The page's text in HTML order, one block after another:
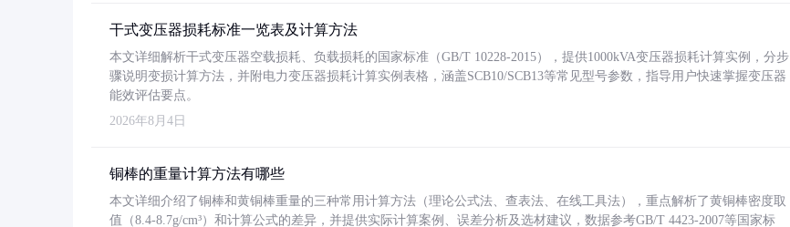
干式变压器损耗标准一览表及计算方法
本文详细解析干式变压器空载损耗、负载损耗的国家标准（GB/T 10228-2015），提供1000kVA变压器损耗计算实例，分步
骤说明变损计算方法，并附电力变压器损耗计算实例表格，涵盖SCB10/SCB13等常见型号参数，指导用户快速掌握变压器
能效评估要点。
2026年8月4日
铜棒的重量计算方法有哪些
本文详细介绍了铜棒和黄铜棒重量的三种常用计算方法（理论公式法、查表法、在线工具法），重点解析了黄铜棒密度取
值（8.4-8.7g/cm³）和计算公式的差异，并提供实际计算案例、误差分析及选材建议，数据参考GB/T 4423-2007等国家标